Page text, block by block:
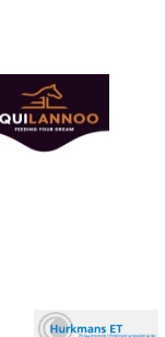
Afbeelding